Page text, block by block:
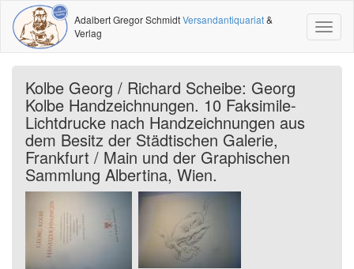
Adalbert Gregor SchmidtVersandantiquariat&
Verlag
Kolbe Georg / Richard Scheibe: Georg
Kolbe Handzeichnungen. 10 Faksimile-
Lichtdrucke nach Handzeichnungen aus
dem Besitz der Städtischen Galerie,
Frankfurt / Main und der Graphischen
Sammlung Albertina, Wien.